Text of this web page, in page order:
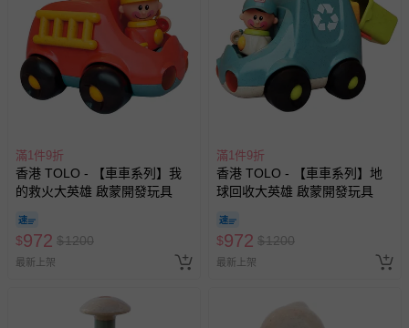
滿1件9折
香港 TOLO - 【車車系列】我
的救火大英雄 啟蒙開發玩具
$972 $1200
最新上架
滿1件9折
香港 TOLO - 【車車系列】地
球回收大英雄 啟蒙開發玩具
$972 $1200
最新上架